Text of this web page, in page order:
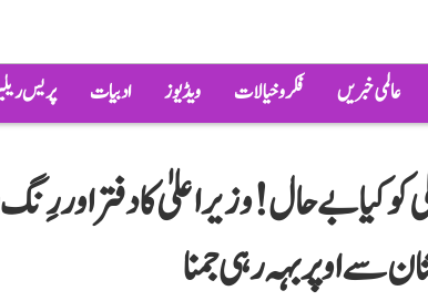
عالمی خبریں فکر و خیالات ویڈیوز ادبیات پریس
کیا بے حال! وزیر اعلیٰ کا دفتر اور رِنگ
اوپر بہہ رہی جمنا